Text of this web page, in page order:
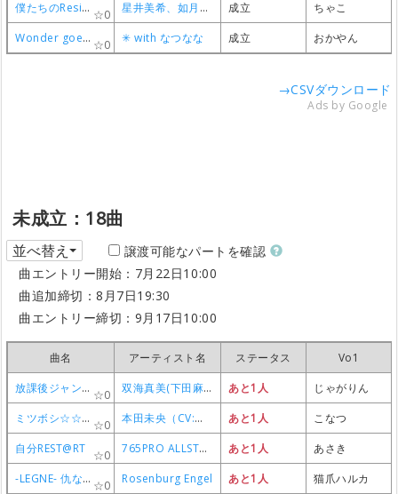
僕たちのResistance 0 星井美希、如月千早、高槻やよい、我那覇響 成立
ちゃこ
Wonder goes on!!
0 ✳︎ with なつなな 成立 おかやん
僕たちのResistance 0 星井美希、如月千早、高槻やよい、我那覇響 成立
ちゃこ
Wonder goes on!!
0 ✳︎ with なつなな 成立 おかやん
僕たちのResistance 0 星井美希、如月千早、高槻やよい、我那覇響 成立
ちゃこ
Wonder goes on!!
0 ✳︎ with なつなな 成立 おかやん
僕たちのResistance 0 星井美希、如月千早、高槻やよい、我那覇響 成立
ちゃこ
Wonder goes on!!
0 ✳︎ with なつなな 成立 おかやん
→CSVダウンロード
Ads by Google
未成立：18曲
並べ替え
譲渡可能なパートを確認
曲エントリー開始：7月22日10:00
曲追加締切：8月7日19:30
曲エントリー締切：9月17日10:00
曲名 アーティスト名 ステータス
Vo1
放課後ジャンプ
0 双海真美(下田麻美) あと1人
じゃがりん
ミツボシ☆☆★
0 本田未央（CV:原紗友里） あと1人
こなつ
自分REST@RT
0 765PRO ALLSTARS あと1人
あさき
-LEGNE- 仇なす剣 光の旋律
0 Rosenburg Engel あと1人
猫爪ハルカ
曲名 アーティスト名 ステータス
Vo1
放課後ジャンプ
0 双海真美(下田麻美) あと1人
じゃがりん
ミツボシ☆☆★
0 本田未央（CV:原紗友里） あと1人
こなつ
自分REST@RT
0 765PRO ALLSTARS あと1人
あさき
-LEGNE- 仇なす剣 光の旋律
0 Rosenburg Engel あと1人
猫爪ハルカ
曲名 アーティスト名 ステータス
Vo1
放課後ジャンプ
0 双海真美(下田麻美) あと1人
じゃがりん
ミツボシ☆☆★
0 本田未央（CV:原紗友里） あと1人
こなつ
自分REST@RT
0 765PRO ALLSTARS あと1人
あさき
-LEGNE- 仇なす剣 光の旋律
0 Rosenburg Engel あと1人
猫爪ハルカ
曲名 アーティスト名 ステータス
Vo1
放課後ジャンプ
0 双海真美(下田麻美) あと1人
じゃがりん
ミツボシ☆☆★
0 本田未央（CV:原紗友里） あと1人
こなつ
自分REST@RT
0 765PRO ALLSTARS あと1人
あさき
-LEGNE- 仇なす剣 光の旋律
0 Rosenburg Engel あと1人
猫爪ハルカ